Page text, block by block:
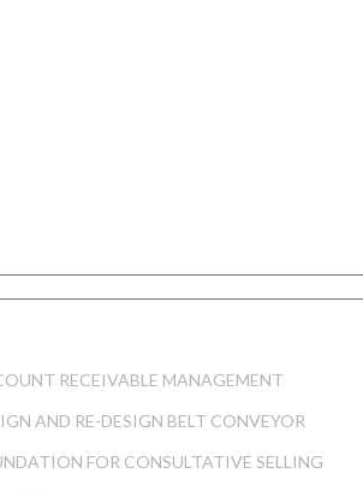
RECEIVABLE MANAGEMENT
AND RE-DESIGN BELT CONVEYOR
FOR CONSULTATIVE SELLING